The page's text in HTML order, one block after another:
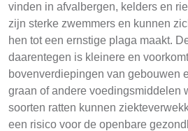
vinden in afvalbergen, kelders en
zijn sterke zwemmers en kunnen
hen tot een ernstige plaga maakt.
daarentegen is kleinere en
bovenverdiepingen van gebouwen
graan of andere voedingsmiddelen
soorten ratten kunnen
een risico voor de openbare